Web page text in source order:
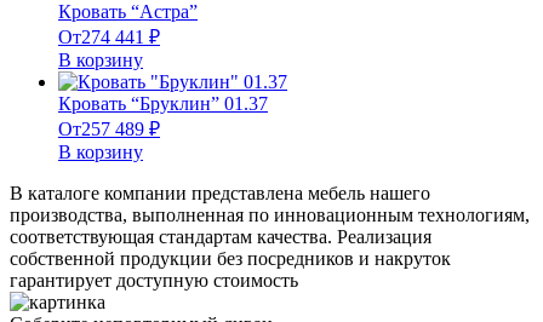
Кровать “Астра”
От274 441 ₽
В корзину
Кровать “Бруклин” 01.37
От257 489 ₽
В корзину
В каталоге компании представлена мебель нашего
производства, выполненная по инновационным технологиям,
соответствующая стандартам качества. Реализация
собственной продукции без посредников и накруток
гарантирует доступную стоимость